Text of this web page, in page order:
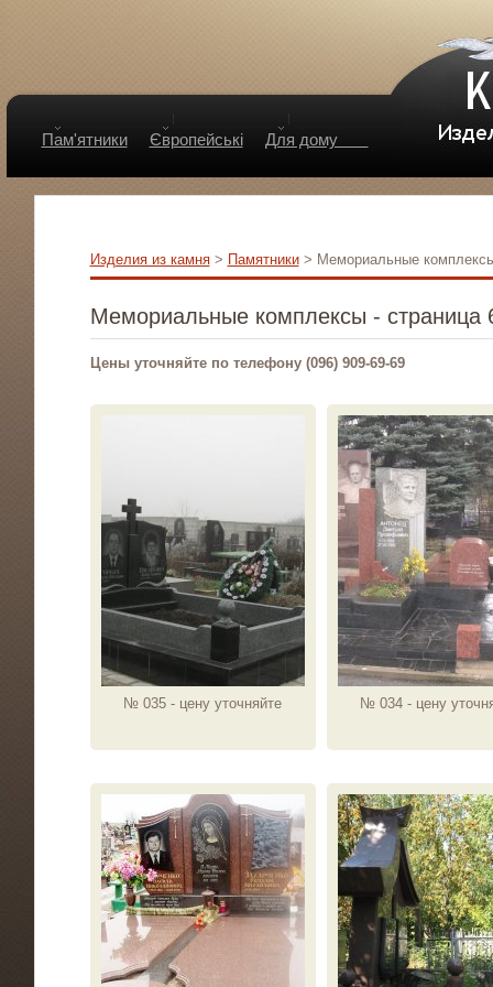
Пам'ятники Європейські Для дому
Изделия из камня> Памятники> Мемориальные
Мемориальные комплексы - страница
Цены уточняйте по телефону (096) 909-69-69
№ 035 - цену уточняйте № 034 - цену